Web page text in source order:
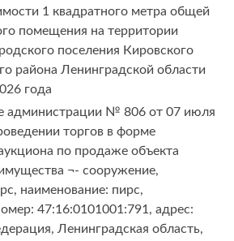
1 квадратного метра общей
помещения на территории
поселения Кировского
района Ленинградской области
года
администрации № 806 от 07 июля
торгов в форме
по продаже объекта
¬- сооружение,
наименование: пирс,
47:16:0101001:791, адрес:
Ленинградская область,